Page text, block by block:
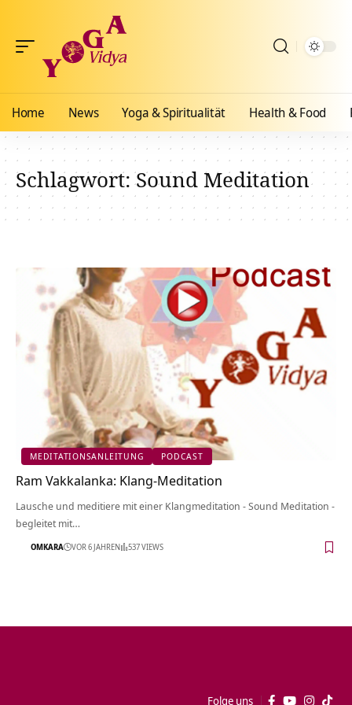
Home News Yoga & Spiritualität Health & Food
Schlagwort:Sound Meditation
MEDITATIONSANLEITUNG PODCAST
Ram Vakkalanka: Klang-Meditation
Lausche und meditiere mit einer Klangmeditation - Sound Meditation -
begleitet mit…
OMKARA VOR 6 JAHREN 537 VIEWS
Folge uns